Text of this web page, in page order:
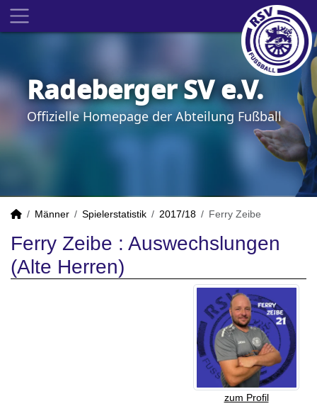
Radeberger SV e.V.
Offizielle Homepage der Abteilung Fußball
Männer Spielerstatistik 2017/18 Ferry Zeibe
Ferry Zeibe : Auswechslungen
(Alte Herren)
zum Profil